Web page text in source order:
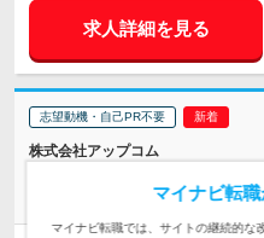
求人詳細を見る
志望動機・自己PR不要
株式会社アップコム
マイナビ転
マイナビ転職では、サイトの継続的な